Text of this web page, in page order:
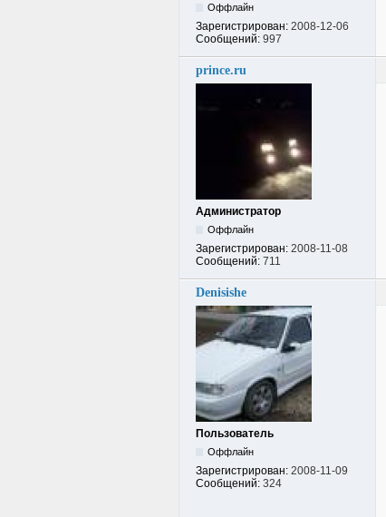
Оффлайн
Зарегистрирован: 2008-12-06
Сообщений: 997
prince.ru
Администратор
Оффлайн
Зарегистрирован: 2008-11-08
Сообщений: 711
Denisishe
Пользователь
Оффлайн
Зарегистрирован: 2008-11-09
Сообщений: 324